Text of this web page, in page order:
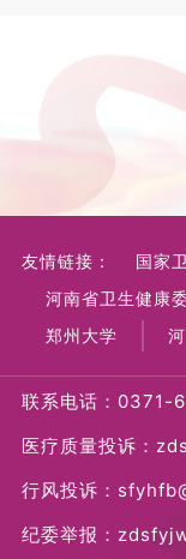
友情链接：
国家
河南省卫生健康
郑州大学
联系电话：0371-
医疗质量投诉：
行风投诉：
纪委举报：